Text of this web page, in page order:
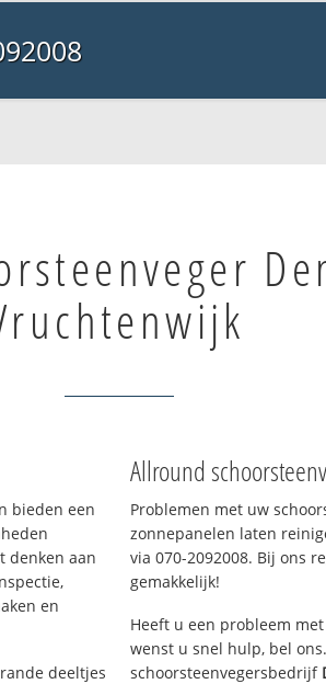
bieden een
denken aan
en
deeltjes
Allround
Problemen met uw
zonnepanelen laten
via 070-2092008. Bij ons
gemakkelijk!
Heeft u een probleem
wenst u snel hulp, bel
schoorsteenvegersbedrijf